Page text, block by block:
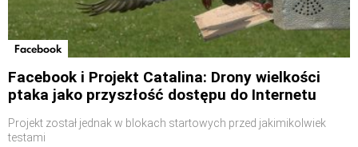
Facebook
Facebook i Projekt Catalina: Drony wielkości
ptaka jako przyszłość dostępu do Internetu
Projekt został jednak w blokach startowych przed jakimikolwiek
testami